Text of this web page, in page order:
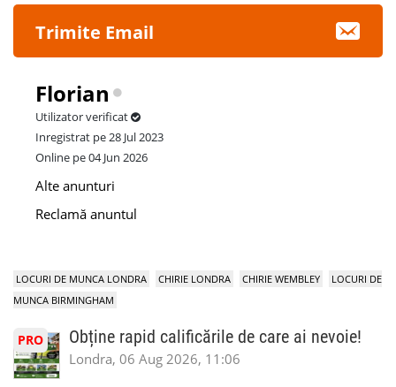
Trimite Email
Florian
Utilizator verificat
Inregistrat pe 28 Jul 2023
Online pe 04 Jun 2026
Alte anunturi
Reclamă anuntul
LOCURI DE MUNCA LONDRA CHIRIE LONDRA CHIRIE WEMBLEY
LOCURI DE
MUNCA BIRMINGHAM
PRO Obține rapid calificările de care ai nevoie!
Londra, 06 Aug 2026, 11:06